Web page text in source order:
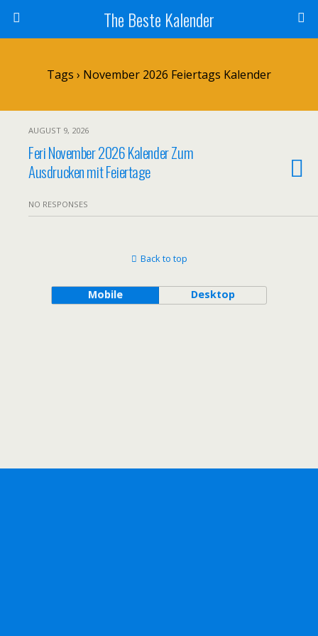
The Beste Kalender
Tags › November 2026 Feiertags Kalender
AUGUST 9, 2026
Feri November 2026 Kalender Zum
Ausdrucken mit Feiertage
NO RESPONSES
Back to top
Mobile Desktop